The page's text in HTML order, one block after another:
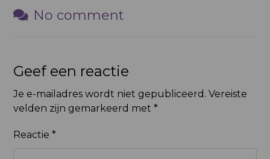
No comment
Geef een reactie
Je e-mailadres wordt niet gepubliceerd. Vereiste
velden zijn gemarkeerd met*
Reactie*